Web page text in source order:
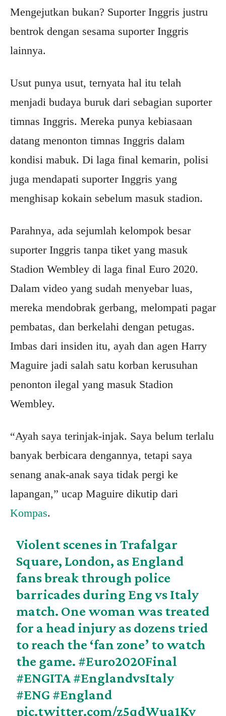
Mengejutkan bukan? Suporter Inggris justru
bentrok dengan sesama suporter Inggris
lainnya.
Usut punya usut, ternyata hal itu telah
menjadi budaya buruk dari sebagian suporter
timnas Inggris. Mereka punya kebiasaan
datang menonton timnas Inggris dalam
kondisi mabuk. Di laga final kemarin, polisi
juga mendapati suporter Inggris yang
menghisap kokain sebelum masuk stadion.
Parahnya, ada sejumlah kelompok besar
suporter Inggris tanpa tiket yang masuk
Stadion Wembley di laga final Euro 2020.
Dalam video yang sudah menyebar luas,
mereka mendobrak gerbang, melompati pagar
pembatas, dan berkelahi dengan petugas.
Imbas dari insiden itu, ayah dan agen Harry
Maguire jadi salah satu korban kerusuhan
penonton ilegal yang masuk Stadion
Wembley.
“Ayah saya terinjak-injak. Saya belum terlalu
banyak berbicara dengannya, tetapi saya
senang anak-anak saya tidak pergi ke
lapangan,” ucap Maguire dikutip dari
Kompas.
Violent scenes in Trafalgar
Square, London, as England
fans break through police
barricades during Eng vs Italy
match. One woman was treated
for a head injury as dozens tried
to reach the ‘fan zone’ to watch
the game. #Euro2020Final
#ENGITA#EnglandvsItaly
#ENG #England
pic.twitter.com/z5qdWua1Ky